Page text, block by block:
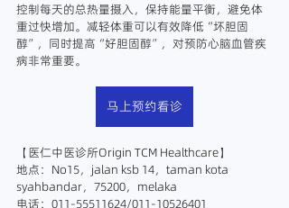
控制每天的总热量摄入，保持能量平衡，避免体
重过快增加。减轻体重可以有效降低“坏胆固
醇”，同时提高“好胆固醇”，对预防心脑血管疾
病非常重要。
马上预约看诊
【医仁中医诊所Origin TCM Healthcare】
地点：No15，jalan ksb 14，taman kota
syahbandar，75200，melaka
电话：011-55511624/011-10526401